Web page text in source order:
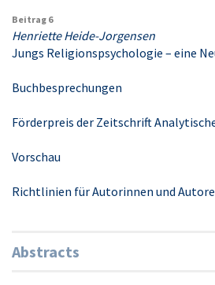
Beitrag 6
Henriette Heide-Jorgensen
Jungs Religionspsychologie – eine
Buchbesprechungen
Förderpreis der Zeitschrift
Vorschau
Richtlinien für Autorinnen und
Abstracts